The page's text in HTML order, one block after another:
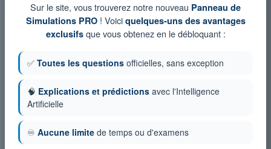
Sur le site, vous trouverez notre nouveau Panneau de
Simulations PRO! Voici quelques-uns des avantages
exclusifsque vous obtenez en le débloquant :
✅ Toutes les questions officielles, sans exception
🧠 Explications et prédictions avec l'Intelligence
Artificielle
♾️ Aucune limite de temps ou d'examens